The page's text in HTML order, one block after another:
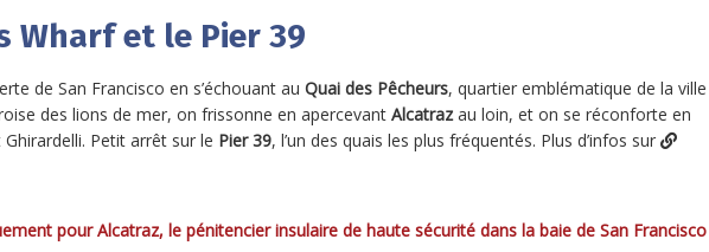
Wharf et le Pier 39
de San Francisco en s’échouant au Quai des Pêcheurs, quartier emblématique de la ville
des lions de mer, on frissonne en apercevant Alcatrazau loin, et on se réconforte en
Petit arrêt sur le Pier 39, l’un des quais les plus fréquentés. Plus d’infos sur
pour Alcatraz, le pénitencier insulaire de haute sécurité dans la baie de San Francisco